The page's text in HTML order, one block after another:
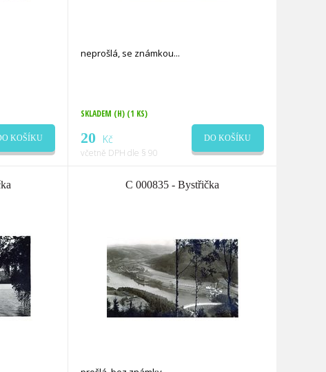
KOŠÍKU
neprošlá, se známkou
SKLADEM (H) (1 KS)
20 Kč
včetně DPH dle § 90
DO KOŠÍKU
C 000835 - Bystřička